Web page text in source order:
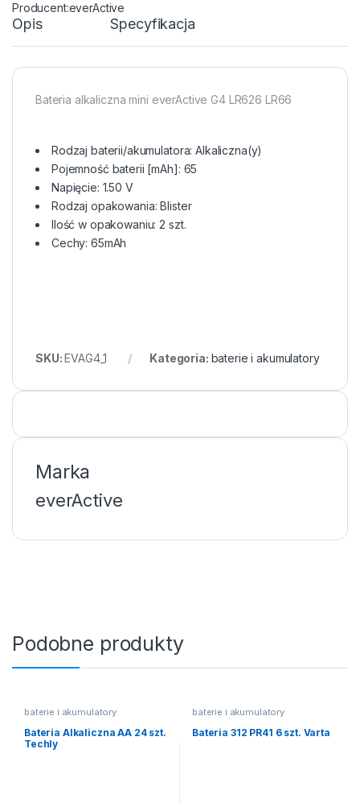
everActive
Opis Specyfikacja
Bateria alkaliczna mini everActive G4 LR626 LR66
Rodzaj baterii/akumulatora: Alkaliczna(y)
Pojemność baterii [mAh]: 65
Napięcie: 1.50 V
Rodzaj opakowania: Blister
Ilość w opakowaniu: 2 szt.
Cechy: 65mAh
SKU:EVAG4_1 Kategoria: baterie i akumulatory
Marka
everActive
Podobne produkty
baterie i akumulatory
Bateria Alkaliczna AA 24 szt.
Techly
baterie i akumulatory
Bateria 312 PR41 6 szt. Varta